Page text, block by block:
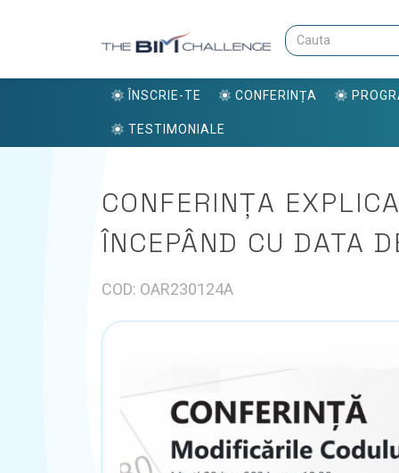
ÎNSCRIE-TE CONFERINȚA
TESTIMONIALE
CONFERINȚA
ÎNCEPÂND CU DATA
COD: OAR230124A